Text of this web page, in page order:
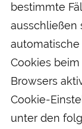
bestimmte
ausschließen
Cookies
Browsers
Cookie-
unter den